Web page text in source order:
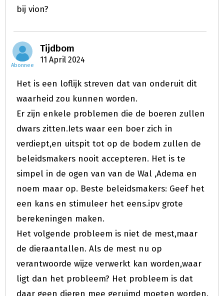
bij vion?
Abonnee
Tijdbom
11 April 2024
Het is een loflijk streven dat van onderuit dit
waarheid zou kunnen worden.
Er zijn enkele problemen die de boeren zullen
dwars zitten.Iets waar een boer zich in
verdiept,en uitspit tot op de bodem zullen de
beleidsmakers nooit accepteren. Het is te
simpel in de ogen van van de Wal ,Adema en
noem maar op. Beste beleidsmakers: Geef het
een kans en stimuleer het eens.ipv grote
berekeningen maken.
Het volgende probleem is niet de mest,maar
de dieraantallen. Als de mest nu op
verantwoorde wijze verwerkt kan worden,waar
ligt dan het probleem? Het probleem is dat
daar geen dieren mee geruimd moeten worden.